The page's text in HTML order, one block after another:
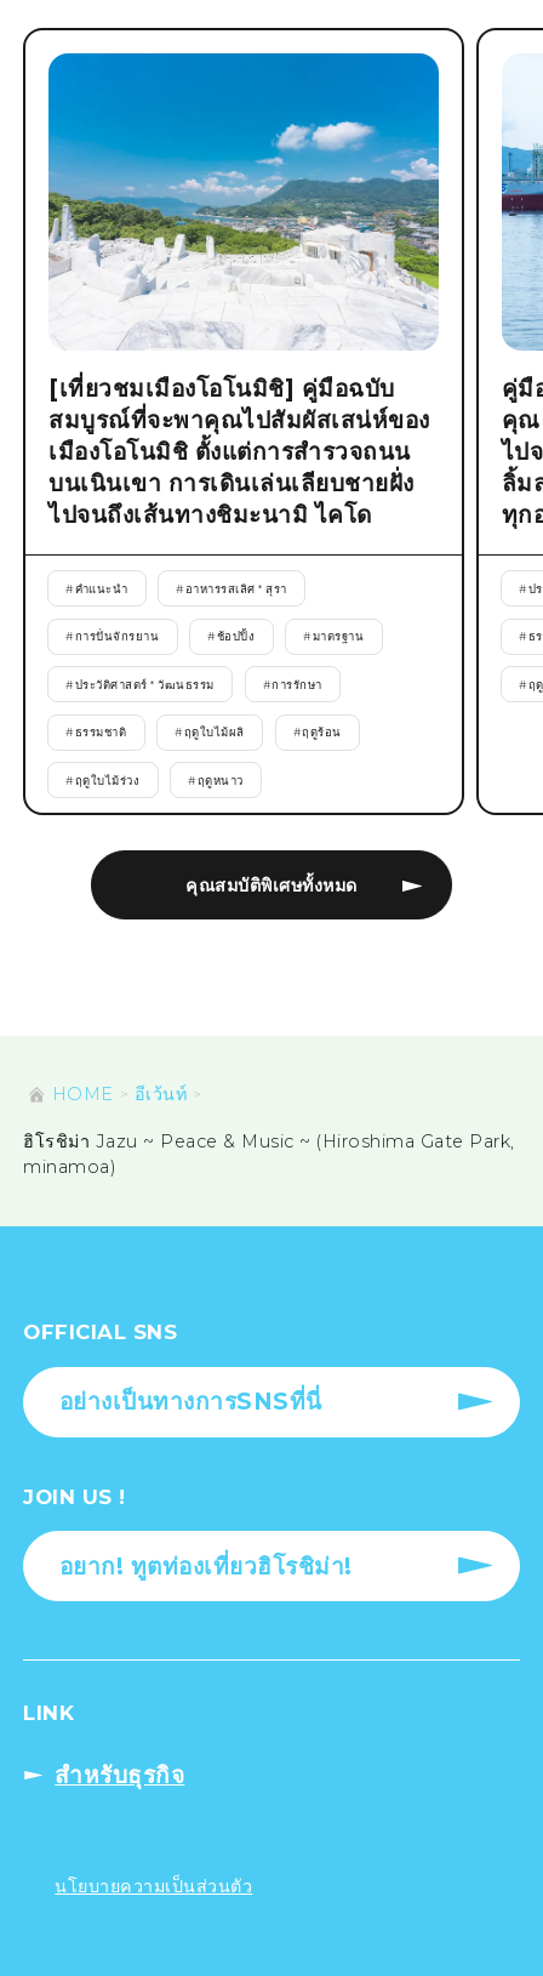
คุณสมบัติพิเศษทั้งหมด
[เที่ยวชมเมืองโอโนมิชิ] คู่มือฉบับ
สมบูรณ์ที่จะพาคุณไปสัมผัสเสน่ห์ของ
เมืองโอโนมิชิ ตั้งแต่การสำรวจถนน
บนเนินเขา การเดินเล่นเลียบชายฝั่ง
ไปจนถึงเส้นทางชิมะนามิ ไคโด
#คำแนะนำ # อาหารรสเลิศ * สุรา
#การปั่นจักรยาน #ช้อปปิ้ง #มาตรฐาน
#ประวัติศาสตร์ * วัฒนธรรม #การรักษา
#ธรรมชาติ #ฤดูใบไม้ผลิ #ฤดูร้อน
#ฤดูใบไม้ร่วง #ฤดูหนาว
คู่มื
คุณ
ไป
ลิ้ม
ทุก
#ป
#ธ
#ฤ
HOME อีเว้นท์
ฮิโรชิม่า Jazu ~ Peace & Music ~ (Hiroshima Gate Park,
minamoa)
OFFICIAL SNS
อย่างเป็นทางการSNSที่นี่
JOIN US !
อยาก! ทูตท่องเที่ยวฮิโรชิม่า!
LINK
สำหรับธุรกิจ
นโยบายความเป็นส่วนตัว